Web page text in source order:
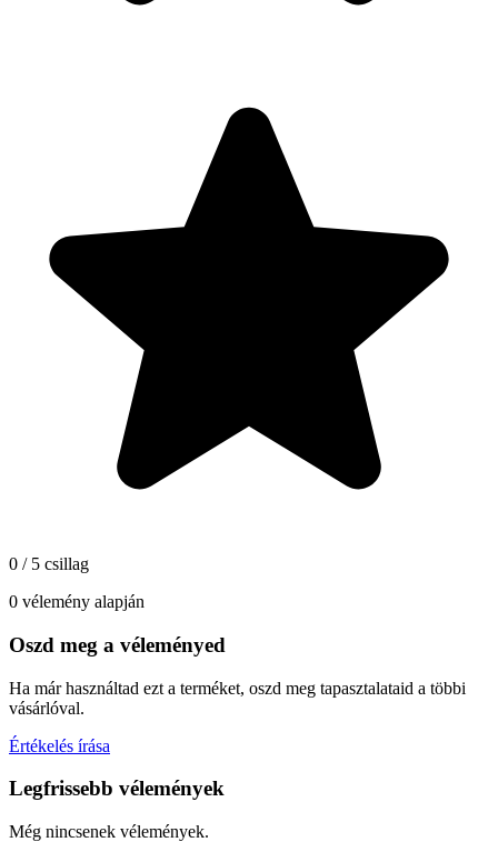
0 / 5 csillag
0 vélemény alapján
Oszd meg a véleményed
Ha már használtad ezt a terméket, oszd meg tapasztalataid a többi
vásárlóval.
Értékelés írása
Legfrissebb vélemények
Még nincsenek vélemények.